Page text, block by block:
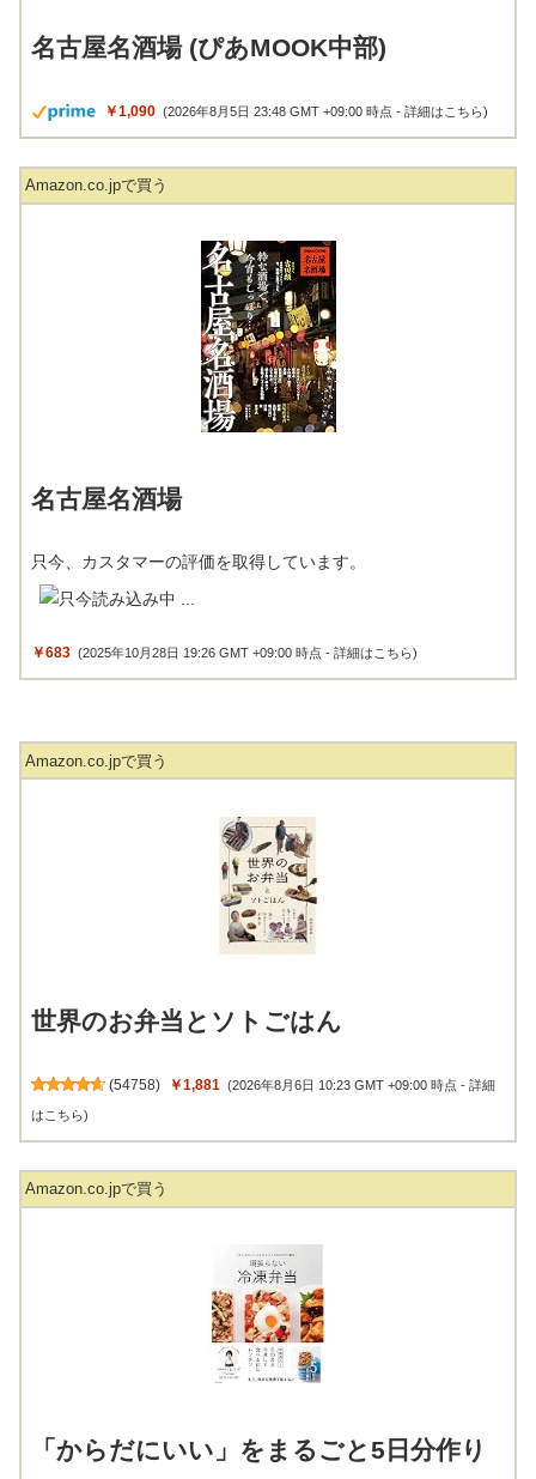
名古屋名酒場 (ぴあMOOK中部)
￥1,090 (2026年8月5日 23:48 GMT +09:00 時点 -詳細はこちら)
Amazon.co.jpで買う
名古屋名酒場
只今、カスタマーの評価を取得しています。
￥683 (2025年10月28日 19:26 GMT +09:00 時点 -詳細はこちら)
Amazon.co.jpで買う
世界のお弁当とソトごはん
(54758) ￥1,881 (2026年8月6日 10:23 GMT +09:00 時点 -詳細
はこちら)
Amazon.co.jpで買う
「からだにいい」をまるごと5日分作り